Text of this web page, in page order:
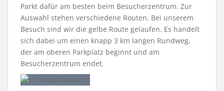
Parkt dafür am besten beim Besucherzentrum. Zur
Auswahl stehen verschiedene Routen. Bei unserem
Besuch sind wir die gelbe Route gelaufen. Es handelt
sich dabei um einen knapp 3 km langen Rundweg,
der am oberen Parkplatz beginnt und am
Besucherzentrum endet.